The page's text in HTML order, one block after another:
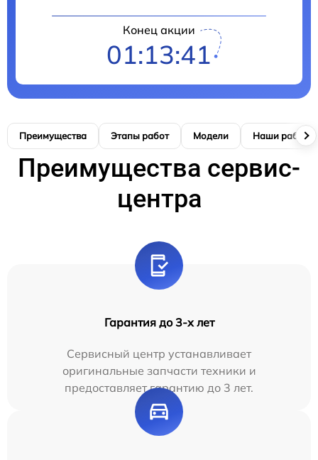
Конец акции
01:13:40
Преимущества Этапы работ Модели Наши работы
Преимущества сервис-
центра
Гарантия до 3-х лет
Сервисный центр устанавливает
оригинальные запчасти техники и
предоставляет гарантию до 3 лет.